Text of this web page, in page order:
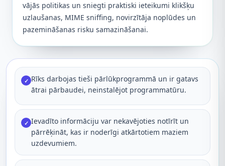
vājās politikas un sniegti praktiski ieteikumi klikšķu
uzlaušanas, MIME sniffing, novirzītāja noplūdes un
pazemināšanas risku samazināšanai.
✓ Rīks darbojas tieši pārlūkprogrammā un ir gatavs
ātrai pārbaudei, neinstalējot programmatūru.
✓ Ievadīto informāciju var nekavējoties notīrīt un
pārrēķināt, kas ir noderīgi atkārtotiem maziem
uzdevumiem.